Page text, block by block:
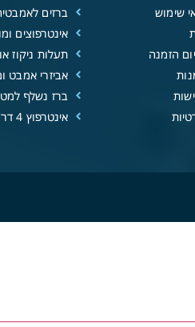
שימוש
הזמנה
ברזים
אינטרפוצים
תעלות ניקוז
אביזרי אמבט
ברז נשלף
אינטרפוץ 4 דרך